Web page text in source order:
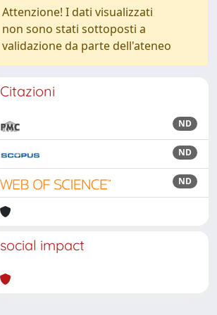
Attenzione! I dati visualizzati
non sono stati sottoposti a
validazione da parte dell'ateneo
Citazioni
ND
ND
ND
social impact